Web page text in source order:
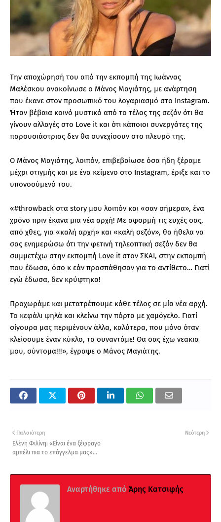
Την αποχώρησή του από την εκπομπή της Ιωάννας
Μαλέσκου ανακοίνωσε ο Μάνος Μαγιάτης, με ανάρτηση
που έκανε στον προσωπικό του λογαριασμό στο Instagram.
Ήταν βέβαια κοινό μυστικό από το τέλος της σεζόν ότι θα
γίνουν αλλαγές στο Love it και ότι κάποιοι συνεργάτες της
παρουσιάστριας δεν θα συνεχίσουν στο πλευρό της.
Ο Μάνος Μαγιάτης, λοιπόν, επιβεβαίωσε όσα ήδη ξέραμε
μέχρι στιγμής και με ένα κείμενο στο Instagram, έριξε και το
υπονοούμενό του.
«#throwback στα story μου λοιπόν και «σαν σήμερα», ένα
χρόνο πριν έκανα μια νέα αρχή! Με αφορμή τις ευχές σας,
από χθες, για «καλή αρχή» και «καλή σεζόν», θα ήθελα να
σας ενημερώσω ότι την φετινή τηλεοπτική σεζόν δεν θα
συμμετέχω στην εκπομπή Love it στον ΣΚΑΙ, στην εκπομπή
που έδωσα, όσο κ εάν προσπάθησαν για το αντίθετο… Γιατί
εγώ έδωσα, δεν κρύφτηκα!
Προχωράμε και μετατρέπουμε κάθε τέλος σε μία νέα αρχή.
Το κεφάλι ψηλά και κλείνω την πόρτα με χαμόγελο. Γιατί
σίγουρα μας περιμένουν άλλα, καλύτερα, που μόνο όταν
κλείσουμε έναν κύκλο, τα συναντάμε! Θα σας έχω νεακια
μου, σύντομα!!!», έγραψε ο Μάνος Μαγιάτης.
Νεότερη
Παλαιότερη
Ελένη Φιλίνη: «Είναι ένα ξέφραγο
αμπέλι πια το επάγγελμα μας»...
Αναρτήθηκε από Άρης Κατσιφής